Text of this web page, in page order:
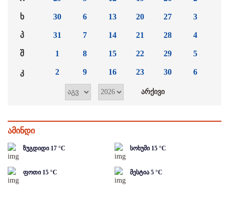
ხ
პ
შ
კ
30
31
1
2
6
7
8
9
13
14
15
16
20
21
22
23
27
28
29
30
3
4
5
6
ამინდი
ზუგდიდი 17 °C სოხუმი 15 °C
ფოთი 15 °C მესტია 5 °C